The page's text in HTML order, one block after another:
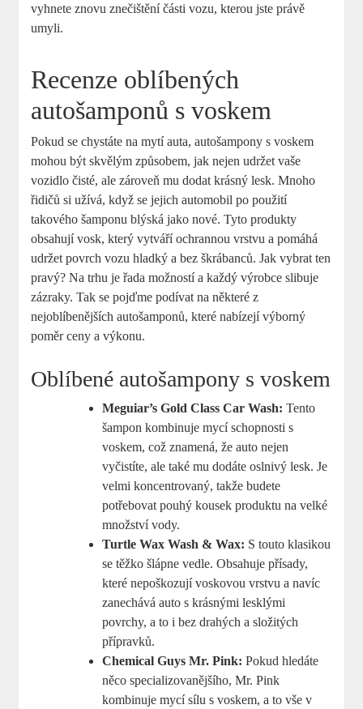
vyhnete znovu znečištění části vozu, kterou jste právě
umyli.
Recenze oblíbených
autošamponů s voskem
Pokud se chystáte na mytí auta, autošampony s voskem
mohou být skvělým způsobem, jak nejen udržet vaše
vozidlo čisté, ale zároveň mu dodat krásný lesk. Mnoho
řidičů si užívá, když se jejich automobil po použití
takového šamponu blýská jako nové. Tyto produkty
obsahují vosk, který vytváří ochrannou vrstvu a pomáhá
udržet povrch vozu hladký a bez škrábanců. Jak vybrat ten
pravý? Na trhu je řada možností a každý výrobce slibuje
zázraky. Tak se pojďme podívat na některé z
nejoblíbenějších autošamponů, které nabízejí výborný
poměr ceny a výkonu.
Oblíbené autošampony s voskem
Meguiar’s Gold Class Car Wash: Tento
šampon kombinuje mycí schopnosti s
voskem, což znamená, že auto nejen
vyčistíte, ale také mu dodáte oslnivý lesk. Je
velmi koncentrovaný, takže budete
potřebovat pouhý kousek produktu na velké
množství vody.
Turtle Wax Wash & Wax: S touto klasikou
se těžko šlápne vedle. Obsahuje přísady,
které nepoškozují voskovou vrstvu a navíc
zanechává auto s krásnými lesklými
povrchy, a to i bez drahých a složitých
přípravků.
Chemical Guys Mr. Pink: Pokud hledáte
něco specializovanějšího, Mr. Pink
kombinuje mycí sílu s voskem, a to vše v